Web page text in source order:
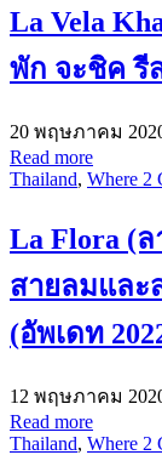
La Vela
พัก จะชิค รี
20 พฤษภาคม
Read more
Thailand, Where 2
La Flora (ล
สายลมและ
(อัพเดท
12 พฤษภาคม
Read more
Thailand, Where 2